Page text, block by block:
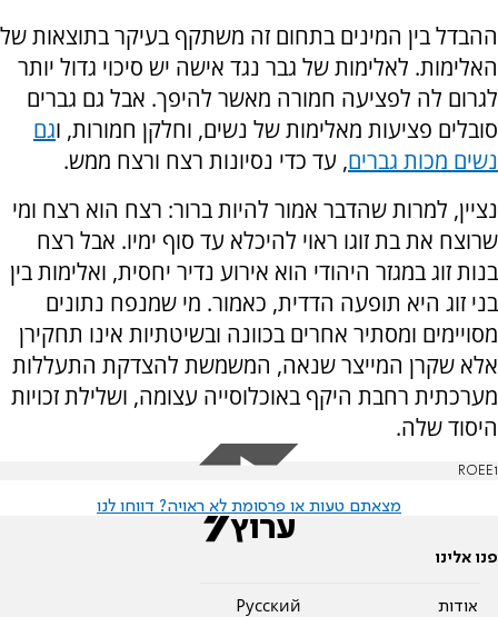
ההבדל בין המינים בתחום זה משתקף בעיקר בתוצאות של
האלימות. לאלימות של גבר נגד אישה יש סיכוי גדול יותר
לגרום לה לפציעה חמורה מאשר להיפך. אבל גם גברים
סובלים פציעות מאלימות של נשים, וחלקן חמורות, וגם
נשים מכות גברים, עד כדי נסיונות רצח ורצח ממש.
נציין, למרות שהדבר אמור להיות ברור: רצח הוא רצח ומי
שרוצח את בת זוגו ראוי להיכלא עד סוף ימיו. אבל רצח
בנות זוג במגזר היהודי הוא אירוע נדיר יחסית, ואלימות בין
בני זוג היא תופעה הדדית, כאמור. מי שמנפח נתונים
מסויימים ומסתיר אחרים בכוונה ובשיטתיות אינו תחקירן
אלא שקרן המייצר שנאה, המשמשת להצדקת התעללות
מערכתית רחבת היקף באוכלוסייה עצומה, ושלילת זכויות
היסוד שלה.
ROEE1
מצאתם טעות או פרסומת לא ראויה? דווחו לנו
פנו אלינו
אודות
Pусский